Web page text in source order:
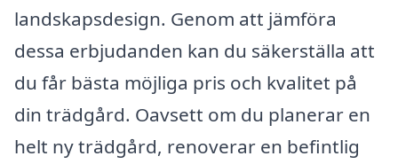
landskapsdesign. Genom att jämföra
dessa erbjudanden kan du säkerställa att
du får bästa möjliga pris och kvalitet på
din trädgård. Oavsett om du planerar en
helt ny trädgård, renoverar en befintlig